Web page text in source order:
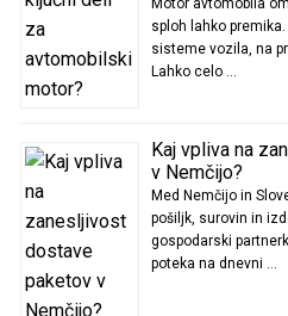
Motor avtomobila
sploh lahko
sisteme vozila, na
Lahko celo …
Kaj vpliva na
v Nemčijo?
Med Nemčijo in
pošiljk, surovin in
gospodarski
poteka na dnevni …